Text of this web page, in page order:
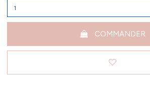
COMMANDER